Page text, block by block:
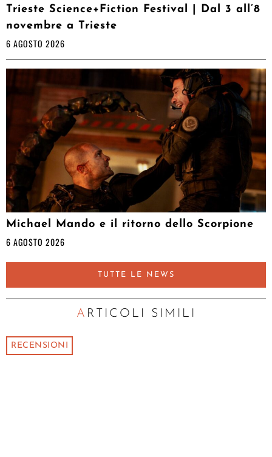
Trieste Science+Fiction Festival | Dal 3 all’8
novembre a Trieste
6 AGOSTO 2026
Michael Mando e il ritorno dello Scorpione
6 AGOSTO 2026
TUTTE LE NEWS
ARTICOLI SIMILI
RECENSIONI